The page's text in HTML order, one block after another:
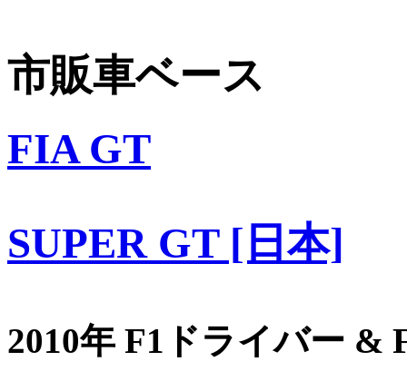
市販車ベース
FIA GT
SUPER GT [日本]
2010年 F1ドライバー &